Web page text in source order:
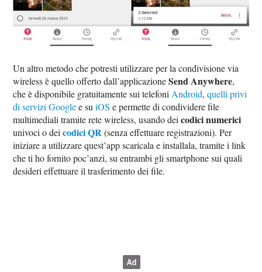
Un altro metodo che potresti utilizzare per la condivisione via
wireless è quello offerto dall’applicazioneSend Anywhere,
che è disponibile gratuitamente sui telefoni Android,quelli privi
di servizi Googlee suiOS e permette di condividere file
multimediali tramite rete wireless, usando deicodici numerici
univoci o deicodici QR(senza effettuare registrazioni). Per
iniziare a utilizzare quest’app scaricala e installala, tramite i link
che ti ho fornito poc’anzi, su entrambi gli smartphone sui quali
desideri effettuare il trasferimento dei file.